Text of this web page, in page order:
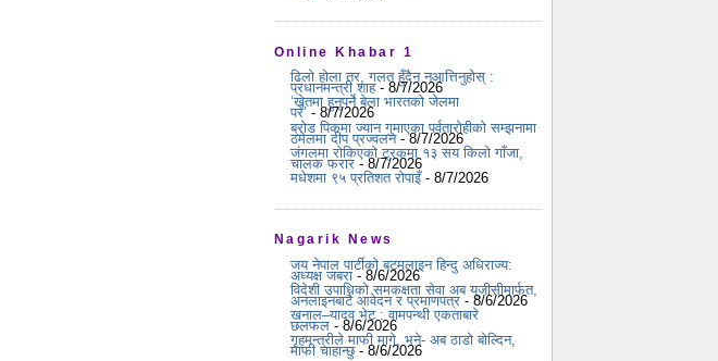
Online Khabar 1
ढिलो होला तर, गलत हुँदैन नआत्तिनुहोस् :
प्रधानमन्त्री शाह- 8/7/2026
‘खेतमा हुनुपर्ने बेला भारतको जेलमा
परें’ - 8/7/2026
ब्रोड पिकमा ज्यान गुमाएका पर्वतारोहीको सम्झनामा
ठमेलमा दीप प्रज्वलन- 8/7/2026
जंगलमा रोकिएको ट्रकमा १३ सय किलो गाँजा,
चालक फरार - 8/7/2026
मधेशमा ९५ प्रतिशत रोपाइँ- 8/7/2026
Nagarik News
जय नेपाल पार्टीको बटमलाइन हिन्दु अधिराज्य:
अध्यक्ष जबरा - 8/6/2026
विदेशी उपाधिको समकक्षता सेवा अब यूजीसीमार्फत,
अनलाइनबाटै आवेदन र प्रमाणपत्र - 8/6/2026
खनाल–यादव भेट : वामपन्थी एकताबारे
छलफल - 8/6/2026
गृहमन्त्रीले माफी मागे, भने- अब ठाडो बोल्दिन,
माफी चाहान्छु- 8/6/2026